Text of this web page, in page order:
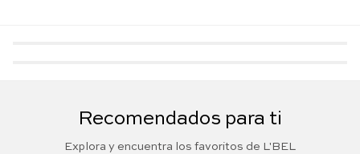
Recomendados para ti
Explora y encuentra los favoritos de L'BEL